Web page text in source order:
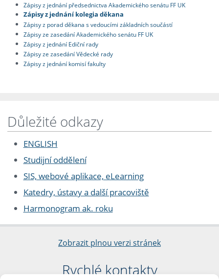
Zápisy z jednání předsednictva Akademického senátu FF UK
Zápisy z jednání kolegia děkana
Zápisy z porad děkana s vedoucími základních součástí
Zápisy ze zasedání Akademického senátu FF UK
Zápisy z jednání Ediční rady
Zápisy ze zasedání Vědecké rady
Zápisy z jednání komisí fakulty
Důležité odkazy
ENGLISH
Studijní oddělení
SIS, webové aplikace, eLearning
Katedry, ústavy a další pracoviště
Harmonogram ak. roku
Zobrazit plnou verzi stránek
Rychlé kontakty